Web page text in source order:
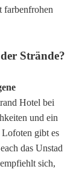
farbenfrohen
Strände?
Hotel bei
und ein
gibt es
das Unstad
sich,